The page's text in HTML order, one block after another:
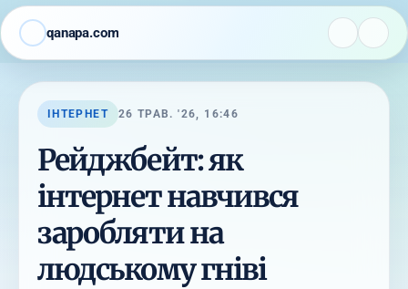
qanapa.com
ІНТЕРНЕТ 26 ТРАВ. '26, 16:46
Рейджбейт: як
інтернет навчився
заробляти на
людському гніві